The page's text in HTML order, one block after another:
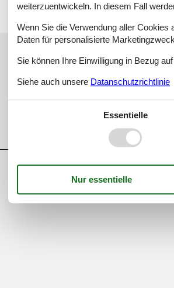
weiterzuentwickeln. In diesem Fall
Wenn Sie die Verwendung aller
Daten für personalisierte
Sie können Ihre Einwilligung in Bezug
Siehe auch unsere Datanschutzrichtlinie
Essentielle